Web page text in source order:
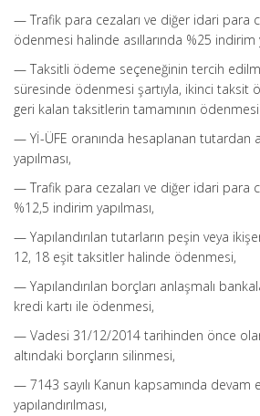
— Trafik para cezaları ve diğer idari para
ödenmesi halinde asıllarında %25 indirim
— Taksitli ödeme seçeneğinin tercih
süresinde ödenmesi şartıyla, ikinci taksit
geri kalan taksitlerin tamamının
— Yİ-ÜFE oranında hesaplanan tutardan
yapılması,
— Trafik para cezaları ve diğer idari para
%12,5 indirim yapılması,
— Yapılandırılan tutarların peşin veya
12, 18 eşit taksitler halinde ödenmesi,
— Yapılandırılan borçları anlaşmalı
kredi kartı ile ödenmesi,
— Vadesi 31/12/2014 tarihinden önce
altındaki borçların silinmesi,
— 7143 sayılı Kanun kapsamında devam
yapılandırılması,